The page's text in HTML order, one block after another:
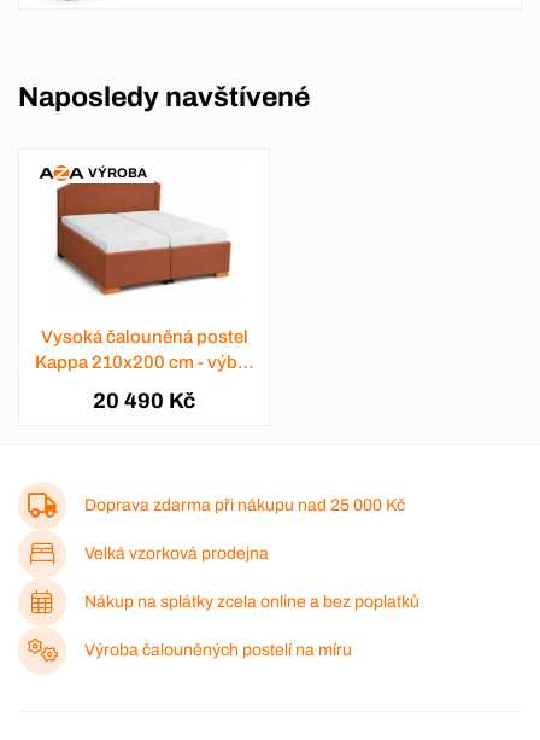
Naposledy navštívené
VÝROBA
Vysoká čalouněná postel
Kappa 210x200 cm - výběr
barev
20 490 Kč
Doprava zdarma při nákupu nad 25 000 Kč
Velká vzorková prodejna
Nákup na splátky zcela online a bez poplatků
Výroba čalouněných postelí na míru